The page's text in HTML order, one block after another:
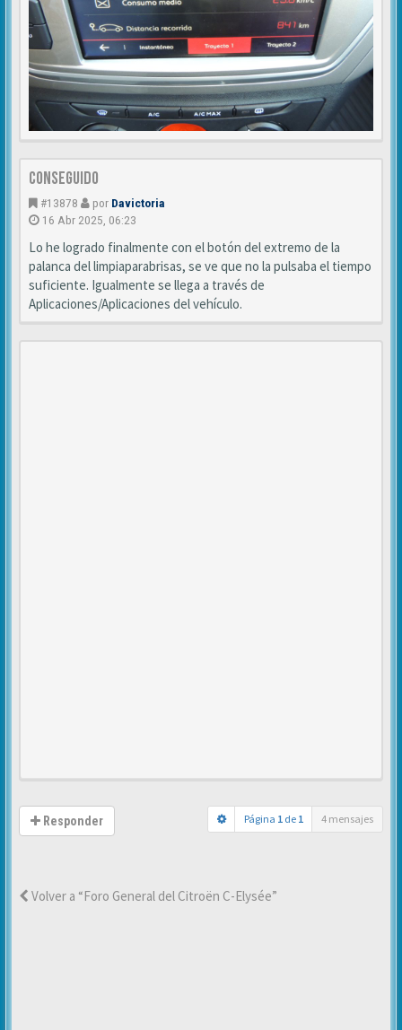
Conseguido
#13878 por Davictoria
16 Abr 2025, 06:23
Lo he logrado finalmente con el botón del extremo de la
palanca del limpiaparabrisas, se ve que no la pulsaba el tiempo
suficiente. Igualmente se llega a través de
Aplicaciones/Aplicaciones del vehículo.
Responder Página 1 de 1 4 mensajes
Volver a “Foro General del Citroën C-Elysée”